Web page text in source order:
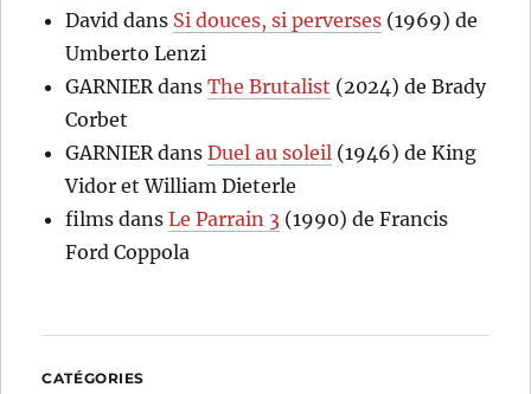
David dans Si douces, si perverses (1969) de
Umberto Lenzi
GARNIER dansThe Brutalist (2024) de Brady
Corbet
GARNIER dansDuel au soleil (1946) de King
Vidor et William Dieterle
films dansLe Parrain 3 (1990) de Francis
Ford Coppola
CATÉGORIES